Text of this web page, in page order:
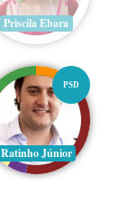
Priscila Ebara
PSD
Ratinho Júnior